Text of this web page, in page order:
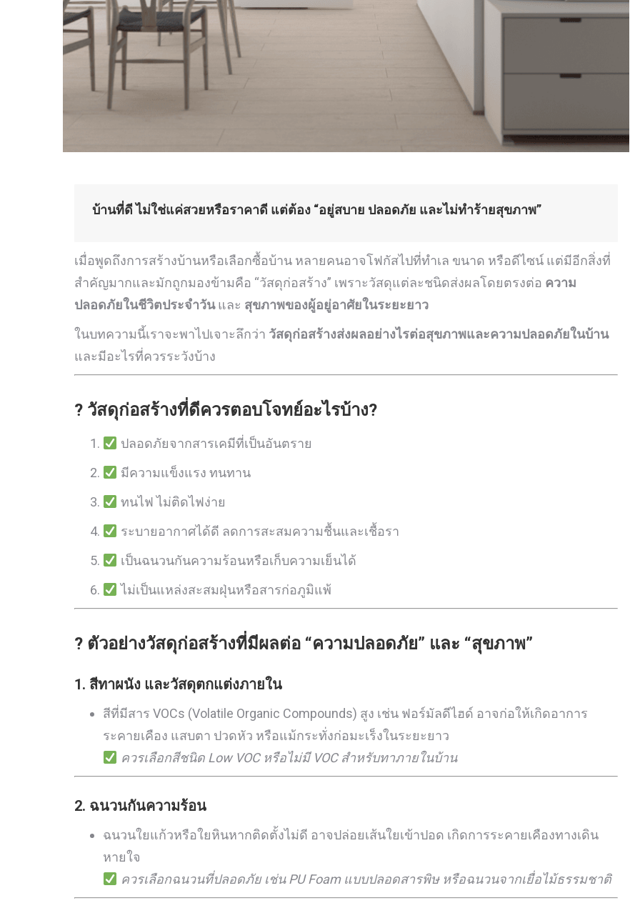
บ้านที่ดี ไม่ใช่แค่สวยหรือราคาดี แต่ต้อง “อยู่สบาย ปลอดภัย และไม่ทำร้ายสุขภาพ”
เมื่อพูดถึงการสร้างบ้านหรือเลือกซื้อบ้าน หลายคนอาจโฟกัสไปที่ทำเล ขนาด หรือดีไซน์ แต่มีอีกสิ่งที่
สำคัญมากและมักถูกมองข้ามคือ “วัสดุก่อสร้าง” เพราะวัสดุแต่ละชนิดส่งผลโดยตรงต่อ ความ
ปลอดภัยในชีวิตประจำวันและ สุขภาพของผู้อยู่อาศัยในระยะยาว
ในบทความนี้เราจะพาไปเจาะลึกว่า วัสดุก่อสร้างส่งผลอย่างไรต่อสุขภาพและความปลอดภัยในบ้าน
และมีอะไรที่ควรระวังบ้าง
? วัสดุก่อสร้างที่ดีควรตอบโจทย์อะไรบ้าง?
ปลอดภัยจากสารเคมีที่เป็นอันตราย
มีความแข็งแรง ทนทาน
ทนไฟ ไม่ติดไฟง่าย
ระบายอากาศได้ดี ลดการสะสมความชื้นและเชื้อรา
เป็นฉนวนกันความร้อนหรือเก็บความเย็นได้
ไม่เป็นแหล่งสะสมฝุ่นหรือสารก่อภูมิแพ้
? ตัวอย่างวัสดุก่อสร้างที่มีผลต่อ “ความปลอดภัย” และ “สุขภาพ”
1. สีทาผนัง และวัสดุตกแต่งภายใน
สีที่มีสาร VOCs (Volatile Organic Compounds) สูง เช่น ฟอร์มัลดีไฮด์ อาจก่อให้เกิดอาการ
ระคายเคือง แสบตา ปวดหัว หรือแม้กระทั่งก่อมะเร็งในระยะยาว
ควรเลือกสีชนิด Low VOC หรือไม่มี VOC สำหรับทาภายในบ้าน
2. ฉนวนกันความร้อน
ฉนวนใยแก้วหรือใยหินหากติดตั้งไม่ดี อาจปล่อยเส้นใยเข้าปอด เกิดการระคายเคืองทางเดิน
หายใจ
ควรเลือกฉนวนที่ปลอดภัย เช่น PU Foam แบบปลอดสารพิษ หรือฉนวนจากเยื่อไม้ธรรมชาติ